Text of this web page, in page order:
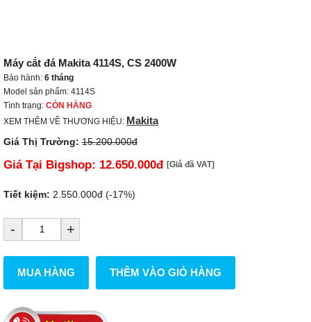
Máy cắt đá Makita 4114S, CS 2400W
Bảo hành: 6 tháng
Model sản phẩm: 4114S
Tình trạng: CÒN HÀNG
XEM THÊM VỀ THƯƠNG HIỆU: Makita
Giá Thị Trường: 15.200.000đ
Giá Tại Bigshop: 12.650.000đ [Giá đã VAT]
Tiết kiệm: 2.550.000đ (-17%)
- +
MUA HÀNG THÊM VÀO GIỎ HÀNG